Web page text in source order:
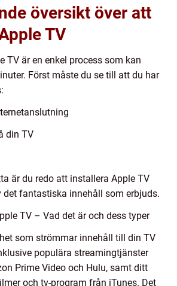
översikt över att
TV
TV är en enkel process som kan
Först måste du se till att du har
din TV
är du redo att installera Apple TV
det fantastiska innehåll som erbjuds.
TV – Vad det är och dess typer
som strömmar innehåll till din TV
populära streamingtjänster
Prime Video och Hulu, samt ditt
och tv-program från iTunes. Det